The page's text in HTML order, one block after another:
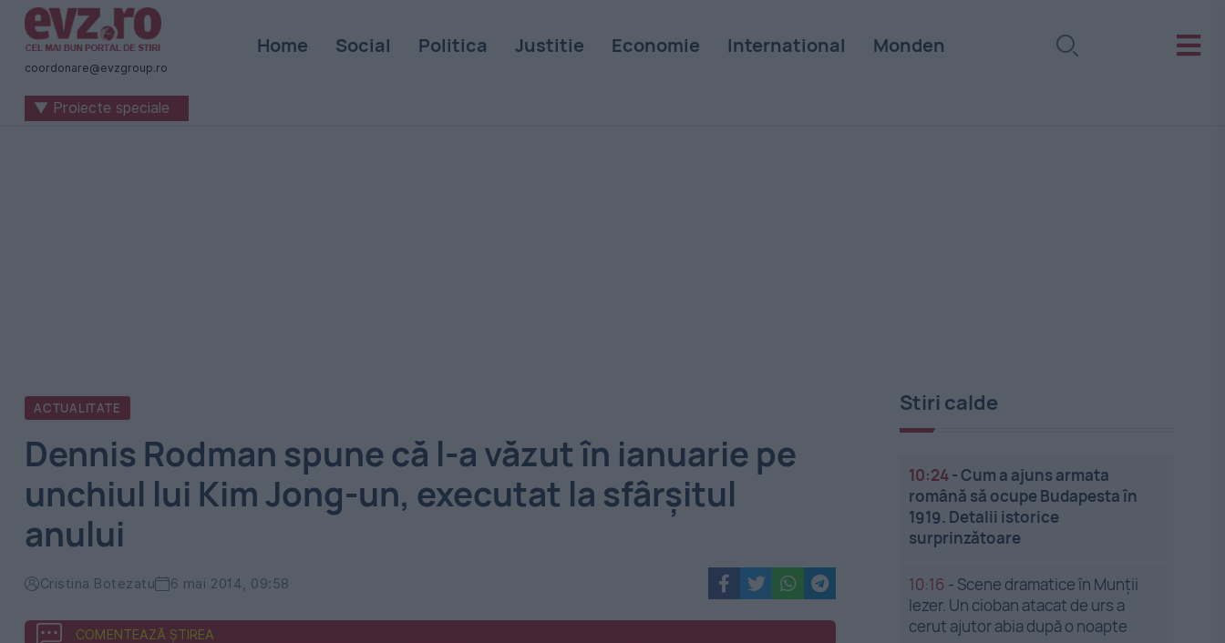
Știri
naționale
internaționale
coordonare@evzgroup.ro
Home Social Politica Justitie Economie International Monden
▼ Proiecte speciale
ACTUALITATE
Dennis Rodman spune că l-a văzut în ianuarie pe
unchiul lui Kim Jong-un, executat la sfârşitul
anului
Cristina Botezatu 6 mai 2014, 09:58
COMENTEAZĂ ȘTIREA
Stiri calde
10:24-Cum a ajuns armata
română să ocupe Budapesta în
1919. Detalii istorice
surprinzătoare
10:16 - Scene dramatice în Munții
Iezer. Un cioban atacat de urs a
cerut ajutor abia după o noapte